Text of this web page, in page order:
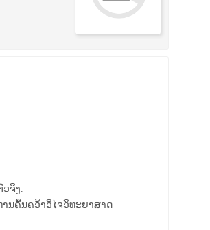
ຈິງ.
ນຄົ້ນຄວ້າວິໄຈວິທະຍາສາດ